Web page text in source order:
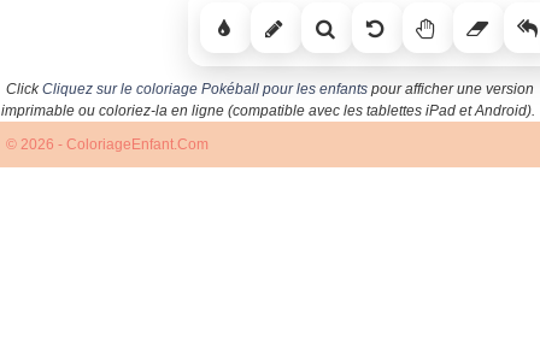
ClickCliquez sur le coloriage Pokéball pour les enfants pour afficher une version
imprimable ou coloriez-la en ligne (compatible avec les tablettes iPad et Android).
© 2026 - ColoriageEnfant.Com